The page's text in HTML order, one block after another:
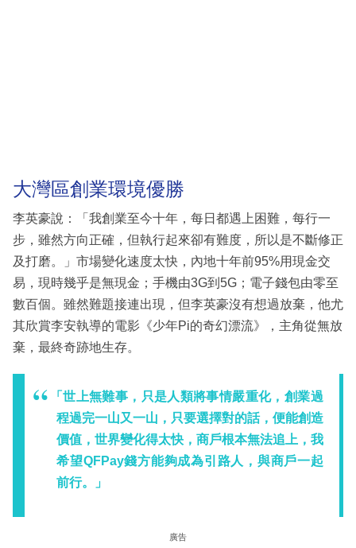
大灣區創業環境優勝
李英豪說：「我創業至今十年，每日都遇上困難，每行一
步，雖然方向正確，但執行起來卻有難度，所以是不斷修正
及打磨。」市場變化速度太快，內地十年前95%用現金交
易，現時幾乎是無現金；手機由3G到5G；電子錢包由零至
數百個。雖然難題接連出現，但李英豪沒有想過放棄，他尤
其欣賞李安執導的電影《少年Pi的奇幻漂流》，主角從無放
棄，最終奇跡地生存。
「世上無難事，只是人類將事情嚴重化，創業過
程過完一山又一山，只要選擇對的話，便能創造
價值，世界變化得太快，商戶根本無法追上，我
希望QFPay錢方能夠成為引路人，與商戶一起
前行。」
廣告